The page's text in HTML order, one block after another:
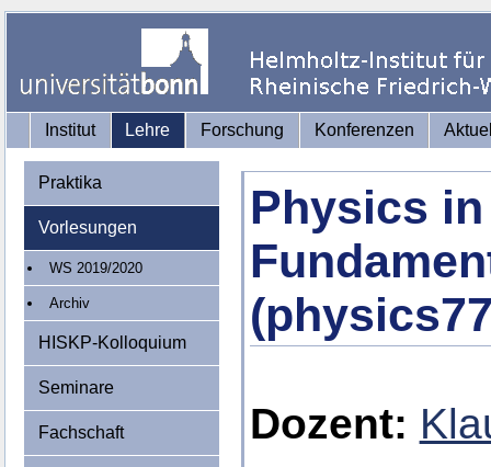
Institut Lehre Forschung Konferenzen
Praktika
Vorlesungen
WS 2019/2020
Archiv
HISKP-Kolloquium
Seminare
Fachschaft
Physics
Dozent: